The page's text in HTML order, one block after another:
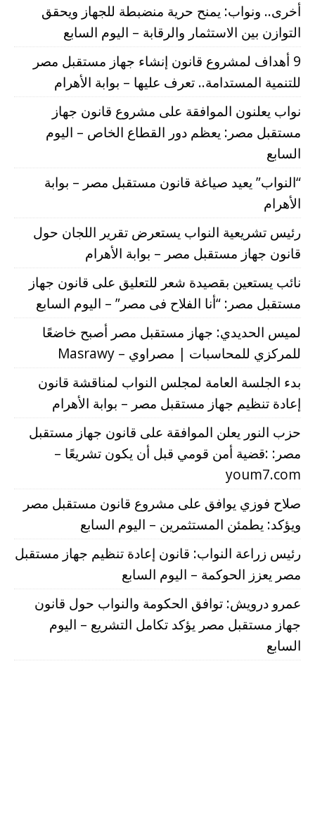
أخرى.. ونواب: يمنح حرية منضبطة للجهاز ويحقق
التوازن بين الاستثمار والرقابة – اليوم السابع
9 أهداف لمشروع قانون إنشاء جهاز مستقبل مصر
للتنمية المستدامة.. تعرف عليها – بوابة الأهرام
نواب يعلنون الموافقة على مشروع قانون جهاز
مستقبل مصر: يعظم دور القطاع الخاص – اليوم
السابع
“النواب” يعيد صياغة قانون مستقبل مصر – بوابة
الأهرام
رئيس تشريعية النواب يستعرض تقرير اللجان حول
قانون جهاز مستقبل مصر – بوابة الأهرام
نائب يستعين بقصيدة شعر للتعليق على قانون جهاز
مستقبل مصر: “أنا الفلاح فى مصر” – اليوم السابع
لميس الحديدي: جهاز مستقبل مصر أصبح خاضعًا
للمركزي للمحاسبات | مصراوي – Masrawy
بدء الجلسة العامة لمجلس النواب لمناقشة قانون
إعادة تنظيم جهاز مستقبل مصر – بوابة الأهرام
حزب النور يعلن الموافقة على قانون جهاز مستقبل
مصر: :قضية أمن قومي قبل أن يكون تشريعًا –
youm7.com
صلاح فوزي يوافق على مشروع قانون مستقبل مصر
ويؤكد: يطمئن المستثمرين – اليوم السابع
رئيس زراعة النواب: قانون إعادة تنظيم جهاز مستقبل
مصر يعزز الحوكمة – اليوم السابع
عمرو درويش: توافق الحكومة والنواب حول قانون
جهاز مستقبل مصر يؤكد تكامل التشريع – اليوم
السابع